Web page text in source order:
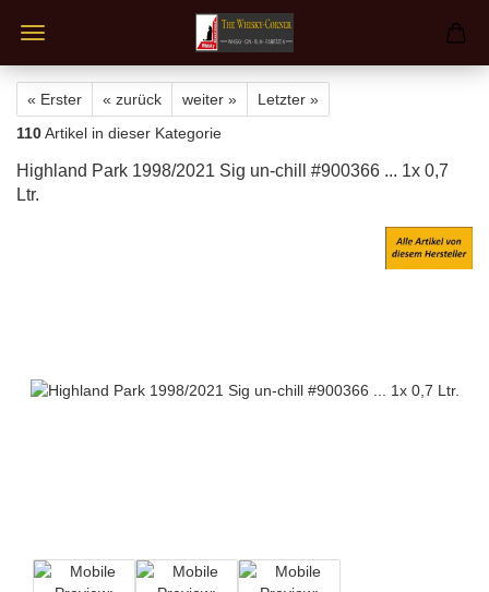
« Erster « zurück weiter »
Letzter »
110Artikel in dieser Kategorie
Highland Park 1998/2021 Sig un-chill #900366 ... 1x 0,7
Ltr.